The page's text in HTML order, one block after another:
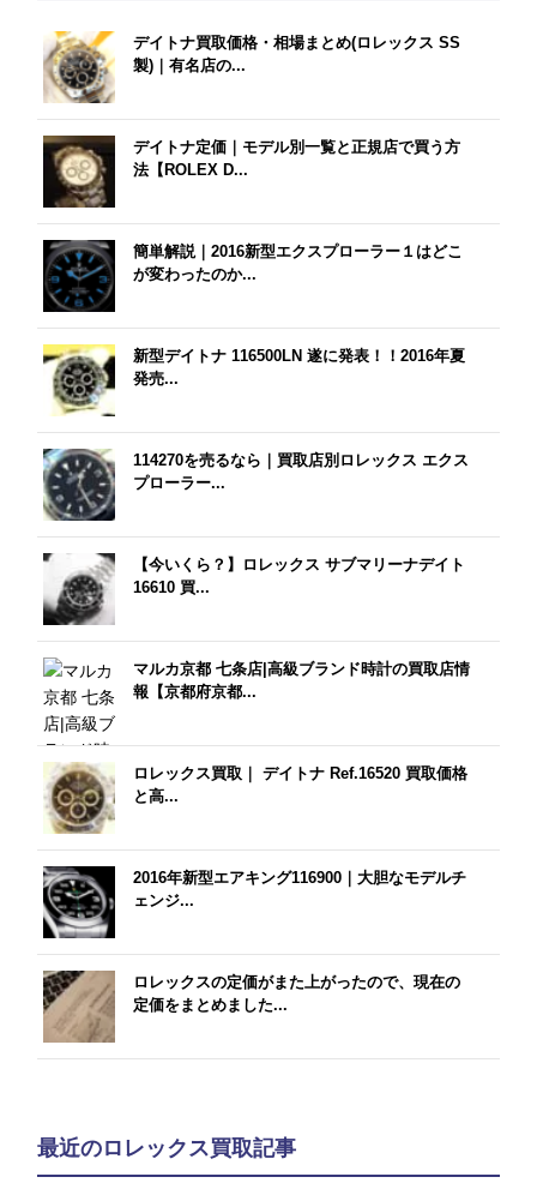
デイトナ買取価格・相場まとめ(ロレックス SS
製)｜有名店の...
デイトナ定価｜モデル別一覧と正規店で買う方
法【ROLEX D...
簡単解説｜2016新型エクスプローラー１はどこ
が変わったのか...
新型デイトナ 116500LN 遂に発表！！2016年夏
発売...
114270を売るなら｜買取店別ロレックス エクス
プローラー...
【今いくら？】ロレックス サブマリーナデイト
16610 買...
マルカ京都 七条店|高級ブランド時計の買取店情
報【京都府京都...
ロレックス買取｜ デイトナ Ref.16520 買取価格
と高...
2016年新型エアキング116900｜大胆なモデルチ
ェンジ...
ロレックスの定価がまた上がったので、現在の
定価をまとめました...
最近のロレックス買取記事